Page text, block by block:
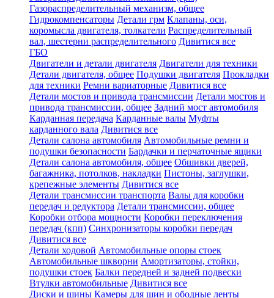
Газораспределительный механизм, общее
Гидрокомпенсаторы Детали грм Клапаны, оси,
коромысла двигателя, толкатели Распределительный
вал, шестерни распределительного Дивитися все
ГБО
Двигатели и детали двигателя Двигатели для техники
Детали двигателя, общее Подушки двигателя Прокладки
для техники Ремни вариаторные Дивитися все
Детали мостов и привода трансмиссии Детали мостов и
привода трансмиссии, общее Задний мост автомобиля
Карданная передача Карданные валы Муфты
карданного вала Дивитися все
Детали салона автомобиля Автомобильные ремни и
подушки безопасности Бардачки и перчаточные ящики
Детали салона автомобиля, общее Обшивки дверей,
багажника, потолков, накладки Пистоны, заглушки,
крепежные элементы Дивитися все
Детали трансмиссии транспорта Валы для коробки
передач и редуктора Детали трансмиссии, общее
Коробки отбора мощности Коробки переключения
передач (кпп) Синхронизаторы коробки передач
Дивитися все
Детали ходовой Автомобильные опоры стоек
Автомобильные шкворни Амортизаторы, стойки,
подушки стоек Балки передней и задней подвески
Втулки автомобильные Дивитися все
Диски и шины Камеры для шин и ободные ленты